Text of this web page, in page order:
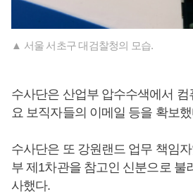
▲ 서울 서초구 대검찰청의 모습.
수사단은 산업부 압수수색에서
요 보직자들의 이메일 등을 확보
수사단은 또 강원랜드 업무 책임
부 제1차관을 참고인 신분으로 불
사했다.